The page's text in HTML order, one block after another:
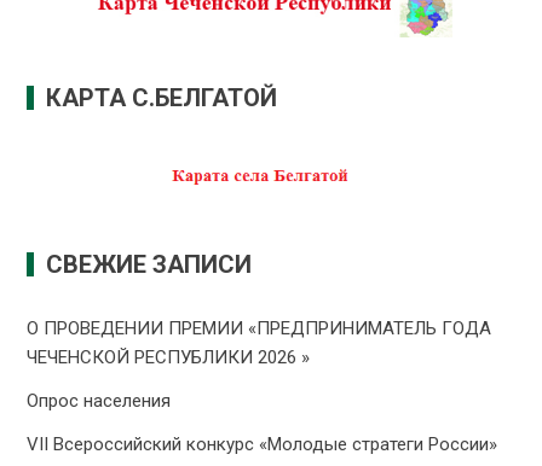
КАРТА С.БЕЛГАТОЙ
СВЕЖИЕ ЗАПИСИ
О ПРОВЕДЕНИИ ПРЕMИИ «ПРЕДПРИНИМАТЕЛЬ ГОДА
ЧЕЧЕНСКОЙ РЕСПУБЛИКИ 2026 »
Опрос населения
VII Всероссийский конкурс «Молодые стратеги России»